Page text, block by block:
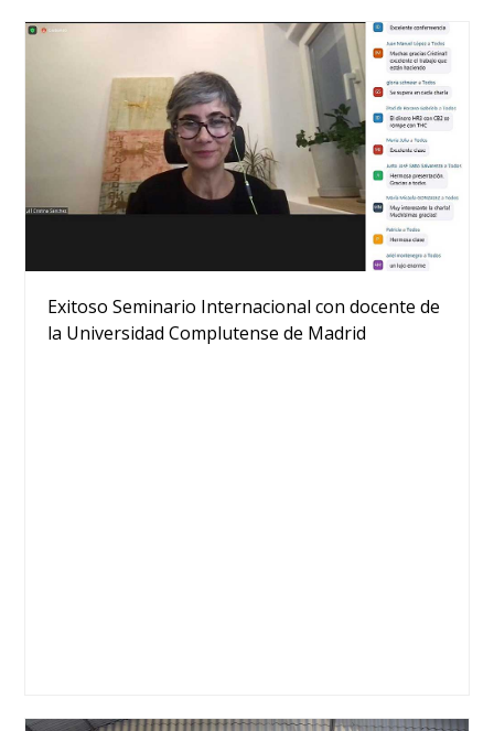
Exitoso Seminario Internacional con docente de
la Universidad Complutense de Madrid